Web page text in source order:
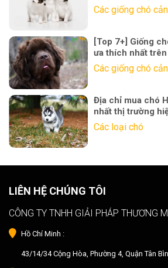
Các giống chó
[Top 7+] Giống
ưa thích nhất
Các giống chó
Địa chỉ mua chó
nhất thị trường
Các loại chó
LIÊN HỆ CHÚNG TÔI
CÔNG TY TNHH GIẢI PHÁP THƯƠNG
Hồ Chí Minh :
43/14/34 Cộng Hòa, Phường 4, Quận Tân